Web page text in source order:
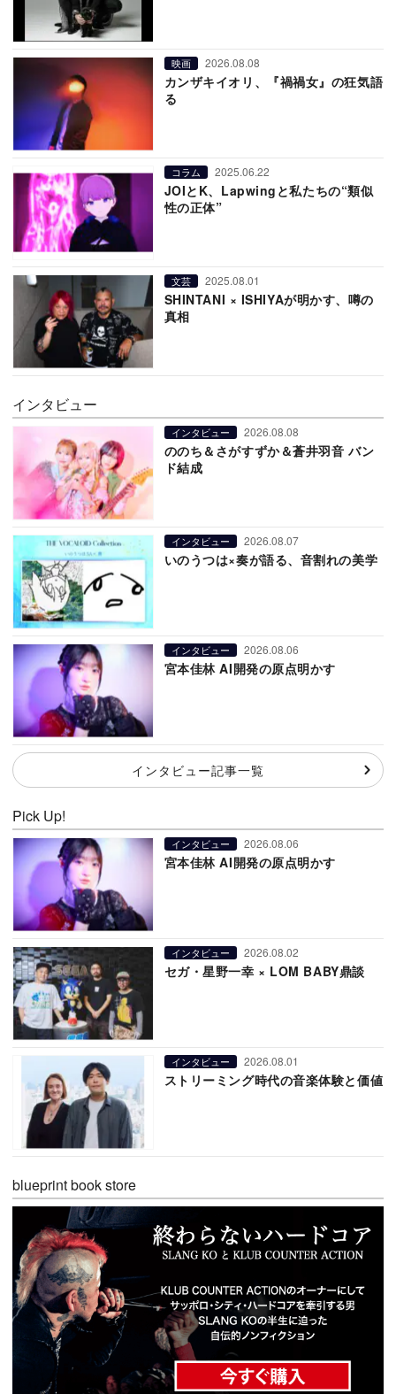
映画 2026.08.08
カンザキイオリ、『禍禍女』の狂気語
る
コラム 2025.06.22
JOIとK、Lapwingと私たちの“類似
性の正体”
文芸 2025.08.01
SHINTANI × ISHIYAが明かす、噂の
真相
インタビュー
インタビュー 2026.08.08
ののち＆さがすずか＆蒼井羽音 バン
ド結成
インタビュー 2026.08.07
いのうつは×奏が語る、音割れの美学
インタビュー 2026.08.06
宮本佳林 AI開発の原点明かす
インタビュー記事一覧
Pick Up!
インタビュー 2026.08.06
宮本佳林 AI開発の原点明かす
インタビュー 2026.08.02
セガ・星野一幸 × LOM BABY鼎談
インタビュー 2026.08.01
ストリーミング時代の音楽体験と価値
blueprint book store